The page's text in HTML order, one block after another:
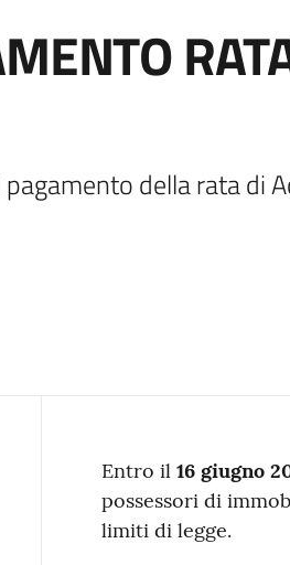
della rata di
Contenuto
Entro il 16 giugno
possessori di
limiti di legge.